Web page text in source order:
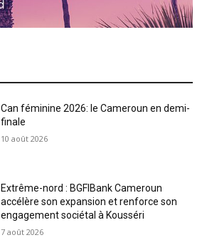
Can féminine 2026: le Cameroun en demi-
finale
10 août 2026
Extrême-nord : BGFIBank Cameroun
accélère son expansion et renforce son
engagement sociétal à Kousséri
7 août 2026